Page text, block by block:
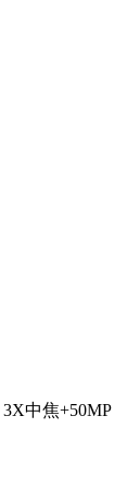
中焦+50MP